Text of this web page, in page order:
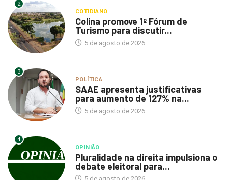
2
COTIDIANO
Colina promove 1º Fórum de
Turismo para discutir...
5 de agosto de 2026
3
POLÍTICA
SAAE apresenta justificativas
para aumento de 127% na...
5 de agosto de 2026
4
OPINIÃO
Pluralidade na direita impulsiona o
debate eleitoral para...